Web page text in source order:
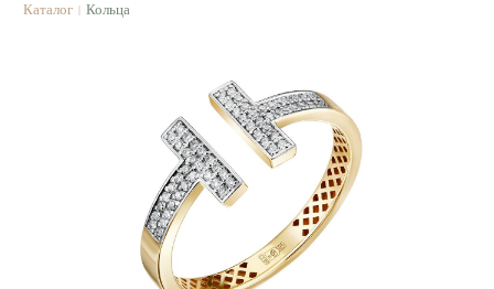
Каталог | Кольца